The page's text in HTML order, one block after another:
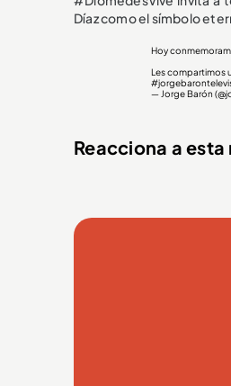
Díaz como el símbolo
Hoy
Les compartimos
— Jorge Barón
Reacciona a